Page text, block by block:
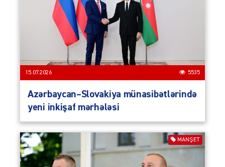
15.07.2026 5535
Azərbaycan–Slovakiya münasibətlərində
yeni inkişaf mərhələsi
MANŞET